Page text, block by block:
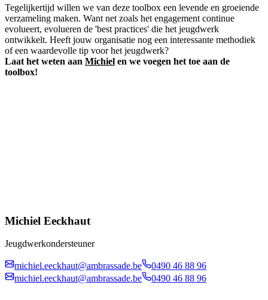
Tegelijkertijd willen we van deze toolbox een levende en groeiende
verzameling maken. Want net zoals het engagement continue
evolueert, evolueren de 'best practices' die het jeugdwerk
ontwikkelt. Heeft jouw organisatie nog een interessante methodiek
of een waardevolle tip voor het jeugdwerk?
Laat het weten aan Michiel en we voegen het toe aan de
toolbox!
Michiel Eeckhaut
Jeugdwerkondersteuner
michiel.eeckhaut@ambrassade.be
0490 46 88 96
michiel.eeckhaut@ambrassade.be
0490 46 88 96